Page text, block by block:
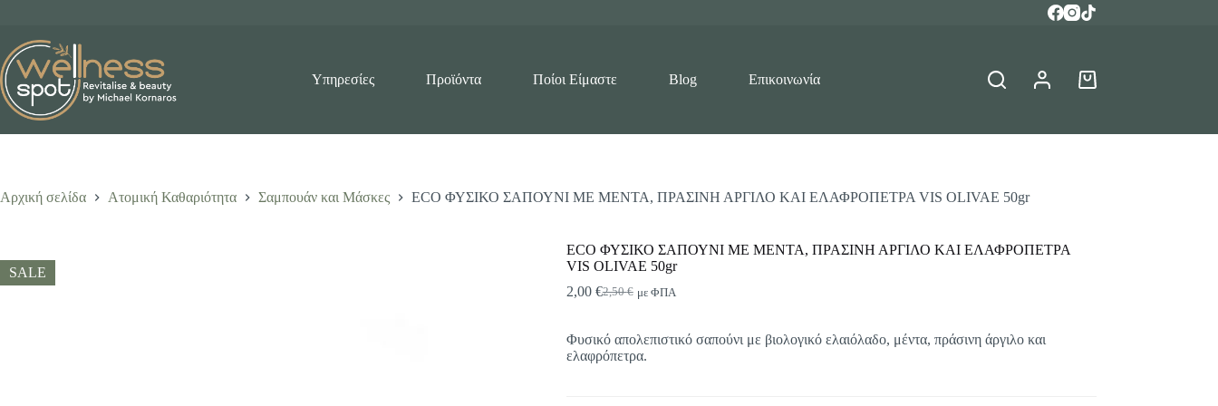
περιεχόμενο
Υπηρεσίες Προϊόντα Ποίοι Είμαστε Blog Επικοινωνία
Καλάθι
Αρχική σελίδα Ατομική Καθαριότητα Σαμπουάν και Μάσκες ECO ΦΥΣΙΚΟ ΣΑΠΟΥΝΙ ΜΕ ΜΕΝΤΑ, ΠΡΑΣΙΝΗ ΑΡΓΙΛΟ ΚΑΙ ΕΛΑΦΡΟΠΕΤΡΑ VIS OLIVAE 50gr
SALE
ECO ΦΥΣΙΚΟ ΣΑΠΟΥΝΙ ΜΕ ΜΕΝΤΑ, ΠΡΑΣΙΝΗ ΑΡΓΙΛΟ ΚΑΙ ΕΛΑΦΡΟΠΕΤΡΑ
VIS OLIVAE 50gr
2,50€
Original
was:
2,50 €.
2,00 €Η
τιμή
είναι:
2,00 €.
με ΦΠΑ
Φυσικό απολεπιστικό σαπούνι με βιολογικό ελαιόλαδο, μέντα, πράσινη άργιλο και
ελαφρόπετρα.